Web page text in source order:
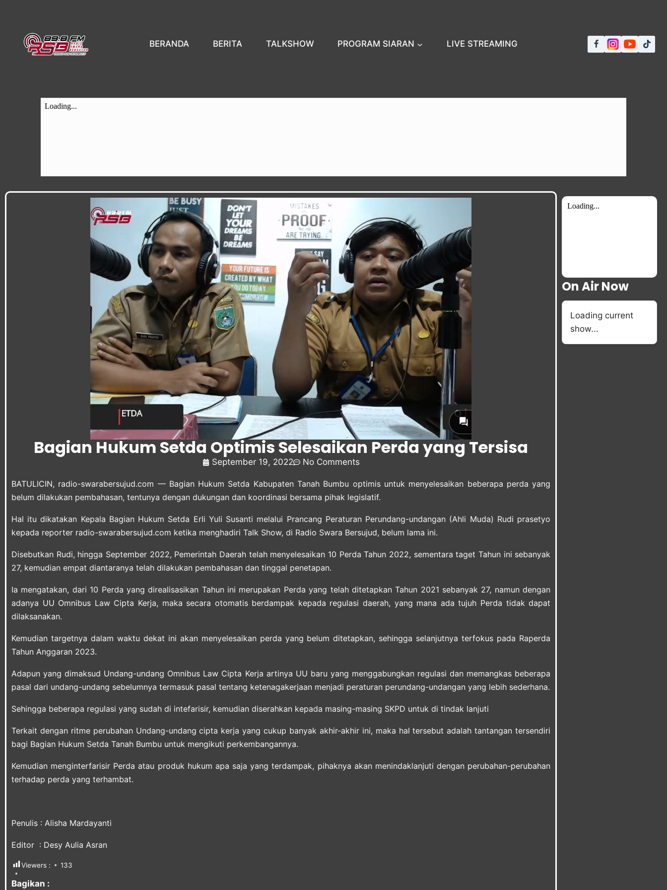
BERANDA BERITA TALKSHOW PROGRAM SIARAN LIVE STREAMING
Bagian Hukum Setda Optimis Selesaikan Perda yang Tersisa
September 19, 2022 No Comments
BATULICIN, radio-swarabersujud.com — Bagian Hukum Setda Kabupaten Tanah Bumbu optimis untuk menyelesaikan beberapa perda yang
belum dilakukan pembahasan, tentunya dengan dukungan dan koordinasi bersama pihak legislatif.
Hal itu dikatakan Kepala Bagian Hukum Setda Erli Yuli Susanti melalui Prancang Peraturan Perundang-undangan (Ahli Muda) Rudi prasetyo
kepada reporter radio-swarabersujud.com ketika menghadiri Talk Show, di Radio Swara Bersujud, belum lama ini.
Disebutkan Rudi, hingga September 2022, Pemerintah Daerah telah menyelesaikan 10 Perda Tahun 2022, sementara taget Tahun ini sebanyak
27, kemudian empat diantaranya telah dilakukan pembahasan dan tinggal penetapan.
Ia mengatakan, dari 10 Perda yang direalisasikan Tahun ini merupakan Perda yang telah ditetapkan Tahun 2021 sebanyak 27, namun dengan
adanya UU Omnibus Law Cipta Kerja, maka secara otomatis berdampak kepada regulasi daerah, yang mana ada tujuh Perda tidak dapat
dilaksanakan.
Kemudian targetnya dalam waktu dekat ini akan menyelesaikan perda yang belum ditetapkan, sehingga selanjutnya terfokus pada Raperda
Tahun Anggaran 2023.
Adapun yang dimaksud Undang-undang Omnibus Law Cipta Kerja artinya UU baru yang menggabungkan regulasi dan memangkas beberapa
pasal dari undang-undang sebelumnya termasuk pasal tentang ketenagakerjaan menjadi peraturan perundang-undangan yang lebih sederhana.
Sehingga beberapa regulasi yang sudah di intefarisir, kemudian diserahkan kepada masing-masing SKPD untuk di tindak lanjuti
Terkait dengan ritme perubahan Undang-undang cipta kerja yang cukup banyak akhir-akhir ini, maka hal tersebut adalah tantangan tersendiri
bagi Bagian Hukum Setda Tanah Bumbu untuk mengikuti perkembangannya.
Kemudian menginterfarisir Perda atau produk hukum apa saja yang terdampak, pihaknya akan menindaklanjuti dengan perubahan-perubahan
terhadap perda yang terhambat.
Penulis : Alisha Mardayanti
Editor : Desy Aulia Asran
Viewers : 133
Bagikan :
On Air Now
Loading current
show...